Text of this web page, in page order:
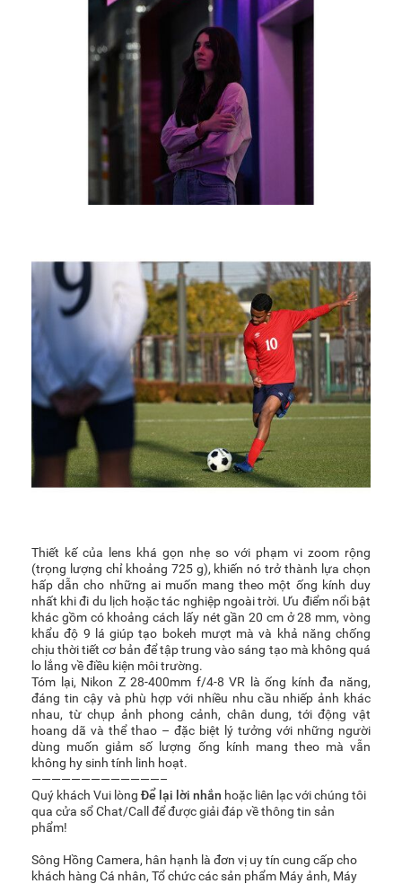
Thiết kế của lens khá gọn nhẹ so với phạm vi zoom rộng
(trọng lượng chỉ khoảng 725 g), khiến nó trở thành lựa chọn
hấp dẫn cho những ai muốn mang theo một ống kính duy
nhất khi đi du lịch hoặc tác nghiệp ngoài trời. Ưu điểm nổi bật
khác gồm có khoảng cách lấy nét gần 20 cm ở 28 mm, vòng
khẩu độ 9 lá giúp tạo bokeh mượt mà và khả năng chống
chịu thời tiết cơ bản để tập trung vào sáng tạo mà không quá
lo lắng về điều kiện môi trường.
Tóm lại, Nikon Z 28-400mm f/4-8 VR là ống kính đa năng,
đáng tin cậy và phù hợp với nhiều nhu cầu nhiếp ảnh khác
nhau, từ chụp ảnh phong cảnh, chân dung, tới động vật
hoang dã và thể thao – đặc biệt lý tưởng với những người
dùng muốn giảm số lượng ống kính mang theo mà vẫn
không hy sinh tính linh hoạt.
—————————————–
Quý khách Vui lòng Để lại lời nhắn hoặc liên lạc với chúng tôi
qua cửa sổ Chat/Call để được giải đáp về thông tin sản
phẩm!
Sông Hồng Camera, hân hạnh là đơn vị uy tín cung cấp cho
khách hàng Cá nhân, Tổ chức các sản phẩm Máy ảnh, Máy